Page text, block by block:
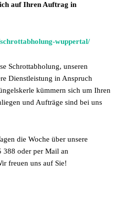
auf Ihren Auftrag in
wuppertal/
Schrottabholung, unseren
Dienstleistung in Anspruch
kümmern sich um Ihren
und Aufträge sind bei uns
die Woche über unsere
388 oder per Mail an
freuen uns auf Sie!